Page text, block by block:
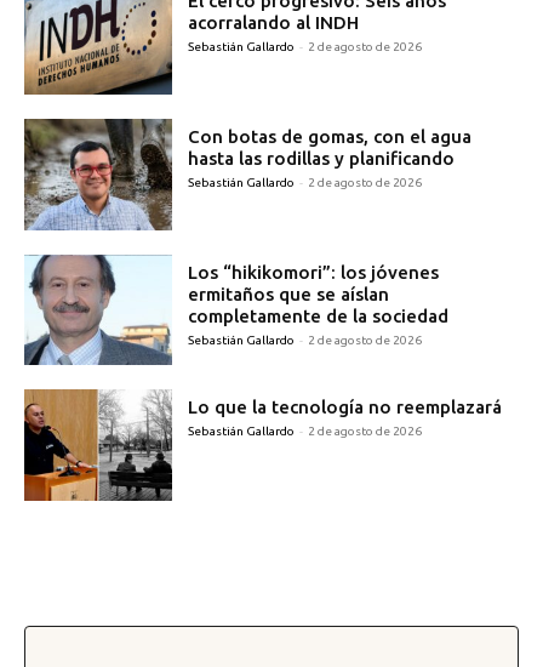
acorralando al INDH
Sebastián Gallardo - 2 de agosto de 2026
Con botas de gomas, con el agua
hasta las rodillas y planificando
Sebastián Gallardo - 2 de agosto de 2026
Los “hikikomori”: los jóvenes
ermitaños que se aíslan
completamente de la sociedad
Sebastián Gallardo - 2 de agosto de 2026
Lo que la tecnología no reemplazará
Sebastián Gallardo - 2 de agosto de 2026